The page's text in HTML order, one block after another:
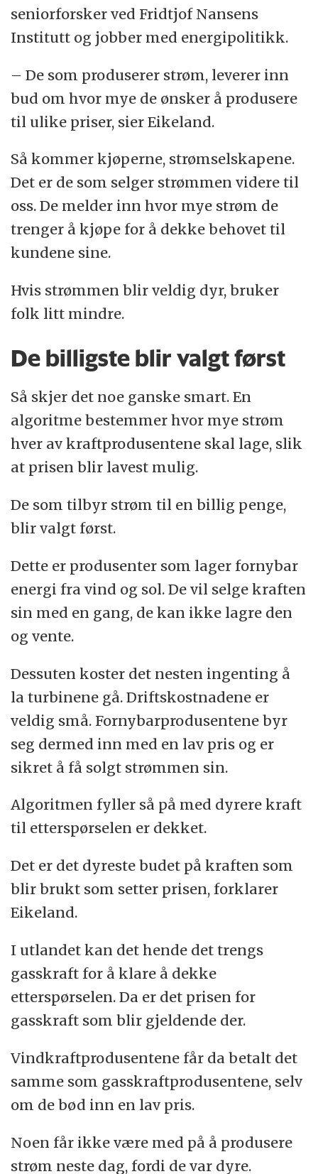
seniorforsker ved Fridtjof Nansens
Institutt og jobber med energipolitikk.
– De som produserer strøm, leverer inn
bud om hvor mye de ønsker å produsere
til ulike priser, sier Eikeland.
Så kommer kjøperne, strømselskapene.
Det er de som selger strømmen videre til
oss. De melder inn hvor mye strøm de
trenger å kjøpe for å dekke behovet til
kundene sine.
Hvis strømmen blir veldig dyr, bruker
folk litt mindre.
De billigste blir valgt først
Så skjer det noe ganske smart. En
algoritme bestemmer hvor mye strøm
hver av kraftprodusentene skal lage, slik
at prisen blir lavest mulig.
De som tilbyr strøm til en billig penge,
blir valgt først.
Dette er produsenter som lager fornybar
energi fra vind og sol. De vil selge kraften
sin med en gang, de kan ikke lagre den
og vente.
Dessuten koster det nesten ingenting å
la turbinene gå. Driftskostnadene er
veldig små. Fornybarprodusentene byr
seg dermed inn med en lav pris og er
sikret å få solgt strømmen sin.
Algoritmen fyller så på med dyrere kraft
til etterspørselen er dekket.
Det er det dyreste budet på kraften som
blir brukt som setter prisen, forklarer
Eikeland.
I utlandet kan det hende det trengs
gasskraft for å klare å dekke
etterspørselen. Da er det prisen for
gasskraft som blir gjeldende der.
Vindkraftprodusentene får da betalt det
samme som gasskraftprodusentene, selv
om de bød inn en lav pris.
Noen får ikke være med på å produsere
strøm neste dag, fordi de var dyre.